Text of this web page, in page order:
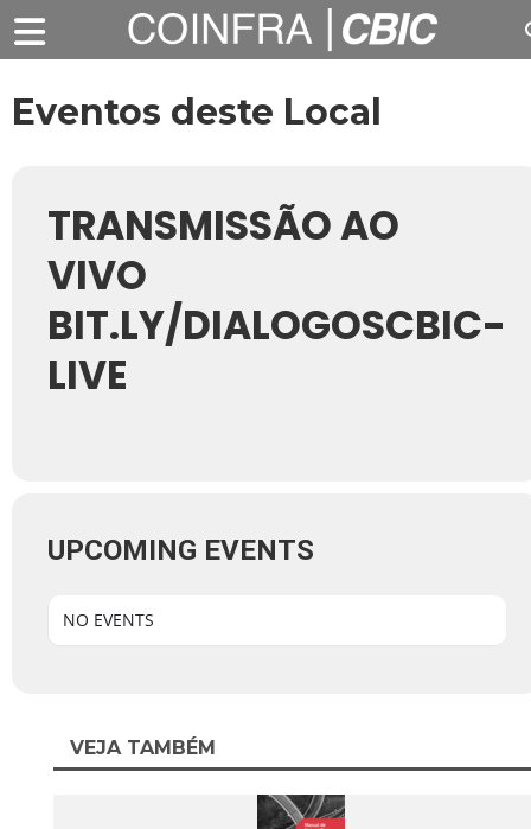
Eventos deste Local
TRANSMISSÃO AO
VIVO
BIT.LY/DIALOGOSCBIC-
LIVE
UPCOMING EVENTS
NO EVENTS
VEJA TAMBÉM